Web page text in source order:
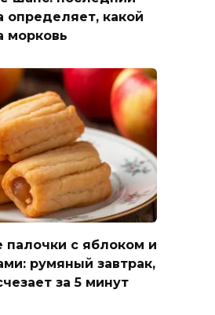
определяет, какой
морковь
с яблоком и
румяный завтрак,
за 5 минут